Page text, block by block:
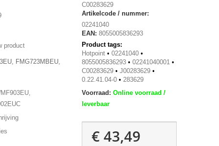
product
FMG723MBEU,
C00283629
Artikelcode / nummer:
02241040
EAN: 8055005836293
Product tags:
Hotpoint• 02241040•
8055005836293• 02241040001 •
C00283629• J00283629•
0.22.41.04-0• 283629
Voorraad: Online voorraad /
leverbaar
€ 43,49